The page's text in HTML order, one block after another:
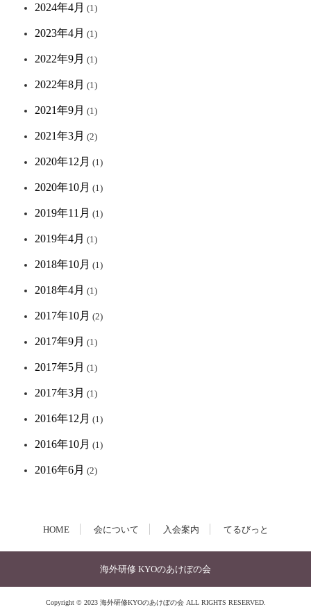
2024年4月 (1)
2023年4月 (1)
2022年9月 (1)
2022年8月 (1)
2021年9月 (1)
2021年3月 (2)
2020年12月 (1)
2020年10月 (1)
2019年11月 (1)
2019年4月 (1)
2018年10月 (1)
2018年4月 (1)
2017年10月 (2)
2017年9月 (1)
2017年5月 (1)
2017年3月 (1)
2016年12月 (1)
2016年10月 (1)
2016年6月 (2)
HOME 会について 入会案内 てるびっと
海外研修 KYOのあけぼの会
Copyright © 2023 海外研修KYOのあけぼの会 ALL RIGHTS RESERVED.